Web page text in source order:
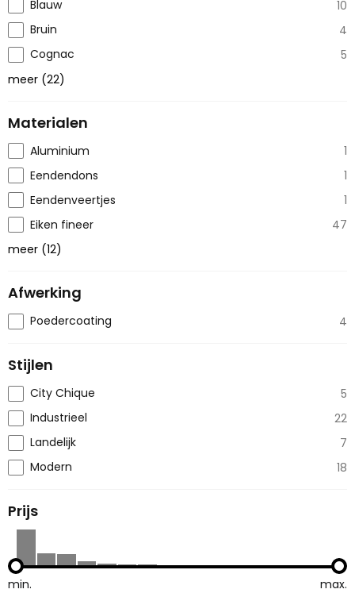
Blauw
10
Bruin
4
Cognac
5
meer (22)
Materialen
Aluminium
1
Eendendons
1
Eendenveertjes
1
Eiken fineer
47
meer (12)
Afwerking
Poedercoating 4
Stijlen
City Chique
5
Industrieel
22
Landelijk
7
Modern
18
Prijs
min. max.